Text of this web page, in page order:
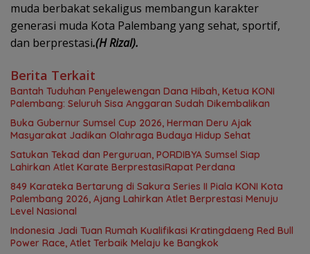
muda berbakat sekaligus membangun karakter
generasi muda Kota Palembang yang sehat, sportif,
dan berprestasi.(H Rizal).
Berita Terkait
Bantah Tuduhan Penyelewengan Dana Hibah, Ketua KONI
Palembang: Seluruh Sisa Anggaran Sudah Dikembalikan
Buka Gubernur Sumsel Cup 2026, Herman Deru Ajak
Masyarakat Jadikan Olahraga Budaya Hidup Sehat
Satukan Tekad dan Perguruan, PORDIBYA Sumsel Siap
Lahirkan Atlet Karate BerprestasiRapat Perdana
849 Karateka Bertarung di Sakura Series II Piala KONI Kota
Palembang 2026, Ajang Lahirkan Atlet Berprestasi Menuju
Level Nasional
Indonesia Jadi Tuan Rumah Kualifikasi Kratingdaeng Red Bull
Power Race, Atlet Terbaik Melaju ke Bangkok